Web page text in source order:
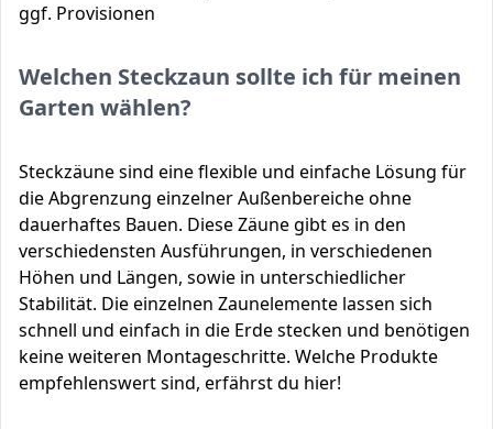
ggf. Provisionen
Welchen Steckzaun sollte ich für meinen
Garten wählen?
Steckzäune sind eine flexible und einfache Lösung für
die Abgrenzung einzelner Außenbereiche ohne
dauerhaftes Bauen. Diese Zäune gibt es in den
verschiedensten Ausführungen, in verschiedenen
Höhen und Längen, sowie in unterschiedlicher
Stabilität. Die einzelnen Zaunelemente lassen sich
schnell und einfach in die Erde stecken und benötigen
keine weiteren Montageschritte. Welche Produkte
empfehlenswert sind, erfährst du hier!